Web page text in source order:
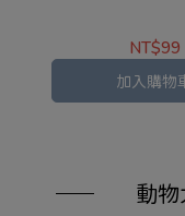
NT$99
加入購物
動